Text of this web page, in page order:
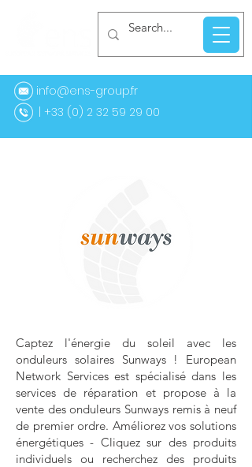
info@ens-group.fr
(0) 2 32 59 29 00
Captez l'énergie du soleil avec les
onduleurs solaires Sunways ! European
Network Services est spécialisé dans les
services de réparation et propose à la
vente des onduleurs Sunways remis à neuf
de premier ordre. Améliorez vos solutions
énergétiques - Cliquez sur des produits
individuels ou recherchez des produits